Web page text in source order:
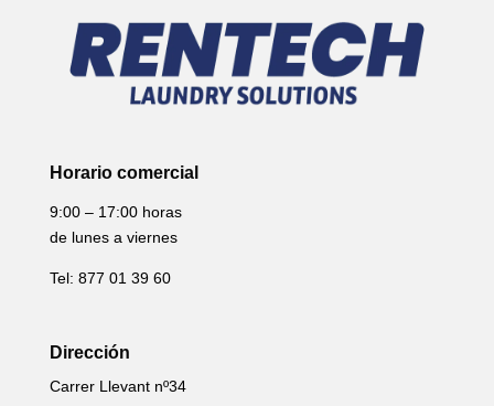
Horario comercial
9:00 – 17:00 horas
de lunes a viernes
Tel: 877 01 39 60
Dirección
Carrer Llevant nº34